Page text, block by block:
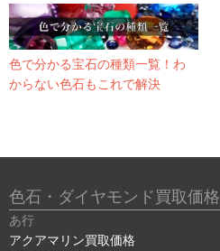
色で分かる宝石の種類一覧！わ
からない色石もこれで解決
色石・ダイヤモンド買取価格
あ行
アクアマリン買取価格